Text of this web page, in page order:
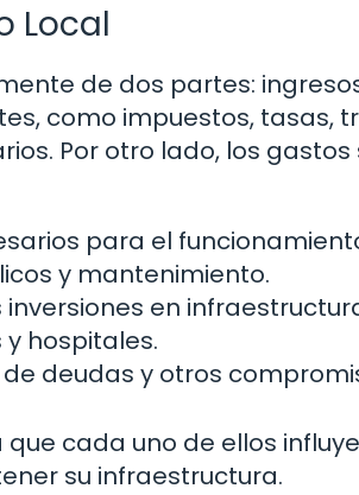
Local
de dos partes:
como impuestos, tasas,
Por otro lado, los gastos
para el
y mantenimiento.
inversiones en
hospitales.
deudas y otros
cada uno de ellos
su infraestructura.